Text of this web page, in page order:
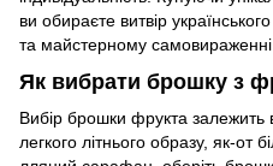
ви обираєте витвір
та майстерному самовираженні
Як вибрати брошку з
Вибір брошки фрукта залежить
легкого літнього образу, як-от